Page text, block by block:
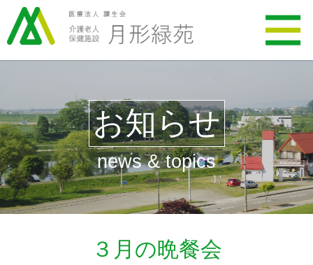
お知らせ
news & topics
３月の晩餐会